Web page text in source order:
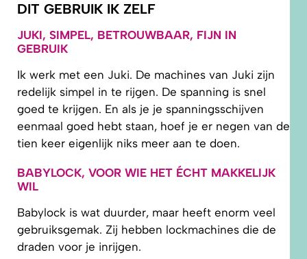
DIT GEBRUIK IK ZELF
JUKI, SIMPEL, BETROUWBAAR, FIJN IN
GEBRUIK
Ik werk met een Juki. De machines van Juki zijn
redelijk simpel in te rijgen. De spanning is snel
goed te krijgen. En als je je spanningsschijven
eenmaal goed hebt staan, hoef je er negen van de
tien keer eigenlijk niks meer aan te doen.
BABYLOCK, VOOR WIE HET ÉCHT MAKKELIJK
WIL
Babylock is wat duurder, maar heeft enorm veel
gebruiksgemak. Zij hebben lockmachines die de
draden voor je inrijgen.